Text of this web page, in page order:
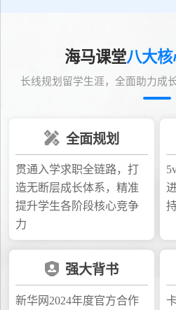
海马课堂八大
长线规划留学生涯，全面助力成
全面规划
贯通入学求职全链路，打
造无断层成长体系，精准
提升学生各阶段核心竞争
力
强大背书
新华网2024年度官方合作